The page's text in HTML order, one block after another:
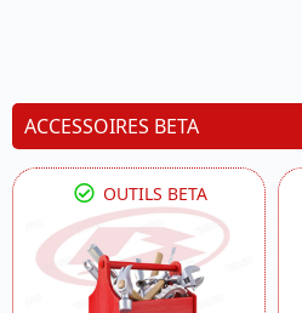
ACCESSOIRES BETA
OUTILS BETA